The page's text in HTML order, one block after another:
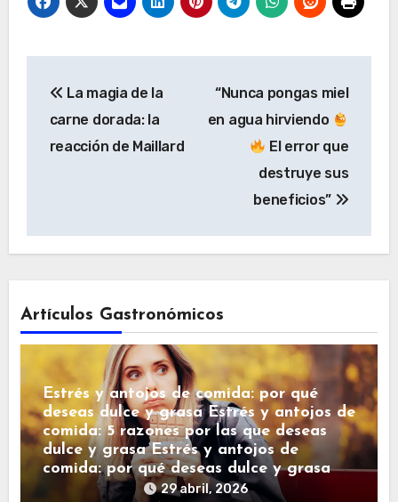
de
entradas
La magia de la
carne dorada: la
reacción de Maillard
“Nunca pongas miel
en agua hirviendo
El error que
destruye sus
beneficios”
Artículos Gastronómicos
Estrés y antojos de comida: por qué
deseas dulce y grasa Estrés y antojos de
comida: 5 razones por las que deseas
dulce y grasa Estrés y antojos de
comida: por qué deseas dulce y grasa
29 abril, 2026